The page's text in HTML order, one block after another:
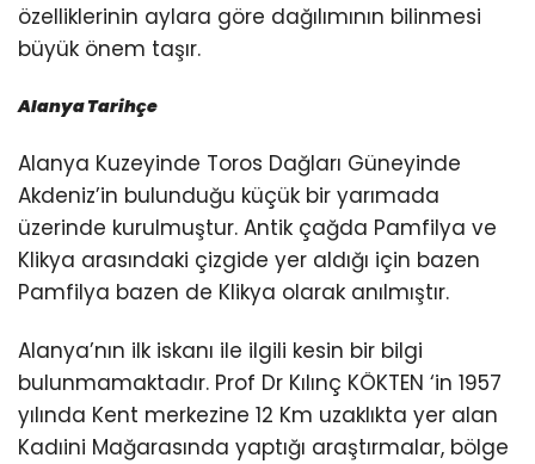
özelliklerinin aylara göre dağılımının bilinmesi
büyük önem taşır.
Alanya Tarihçe
Alanya Kuzeyinde Toros Dağları Güneyinde
Akdeniz’in bulunduğu küçük bir yarımada
üzerinde kurulmuştur. Antik çağda Pamfilya ve
Klikya arasındaki çizgide yer aldığı için bazen
Pamfilya bazen de Klikya olarak anılmıştır.
Alanya’nın ilk iskanı ile ilgili kesin bir bilgi
bulunmamaktadır. Prof Dr Kılınç KÖKTEN ‘in 1957
yılında Kent merkezine 12 Km uzaklıkta yer alan
Kadıini Mağarasında yaptığı araştırmalar, bölge